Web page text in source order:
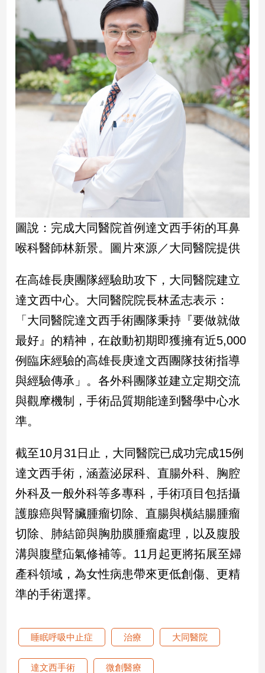
築/
室
內
計
旅
遊/
費
康/
子/
感
情
藝
／
文
創
／
電
影
推
科
技/
遊
戲
運
動
寵
物
Pet
圖說：完成大同醫院首例達文西手術的耳鼻
喉科醫師林新景。圖片來源／大同醫院提供
在高雄長庚團隊經驗助攻下，大同醫院建立
達文西中心。大同醫院院長林孟志表示：
「大同醫院達文西手術團隊秉持『要做就做
最好』的精神，在啟動初期即獲擁有近5,000
例臨床經驗的高雄長庚達文西團隊技術指導
與經驗傳承」。各外科團隊並建立定期交流
與觀摩機制，手術品質期能達到醫學中心水
準。
截至10月31日止，大同醫院已成功完成15例
達文西手術，涵蓋泌尿科、直腸外科、胸腔
外科及一般外科等多專科，手術項目包括攝
護腺癌與腎臟腫瘤切除、直腸與橫結腸腫瘤
切除、肺結節與胸肋膜腫瘤處理，以及腹股
溝與腹壁疝氣修補等。11月起更將拓展至婦
產科領域，為女性病患帶來更低創傷、更精
準的手術選擇。
睡眠呼吸中止症 治療 大同醫院
達文西手術 微創醫療